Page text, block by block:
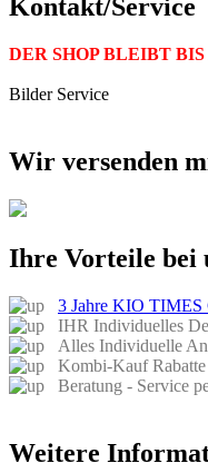
Kontakt/Service
DER SHOP BLEIBT
Bilder Service
Wir versenden
Ihre Vorteile bei
3 Jahre KIO TIMES
IHR Individuelles
Alles Individuelle
Kombi-Kauf Rabatte
Beratung - Service
Weitere